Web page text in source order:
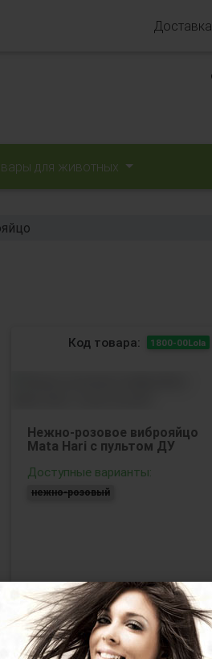
Доставка
для животных
Код товара: 1800-00Lola
Нежно-розовое виброяйцо
Mata Hari с пультом ДУ
Доступные варианты:
нежно-розовый
2430руб. нет в наличии